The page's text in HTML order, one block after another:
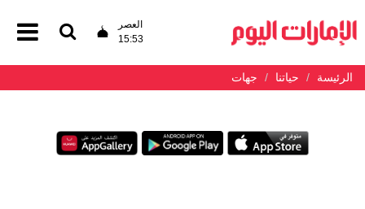
العصر
15:53
الرئيسة حياتنا جهات